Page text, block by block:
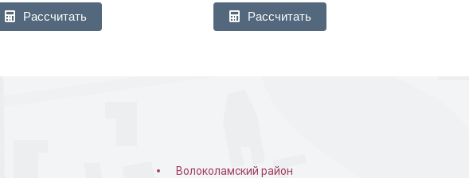
Рассчитать Рассчитать
Волоколамский район